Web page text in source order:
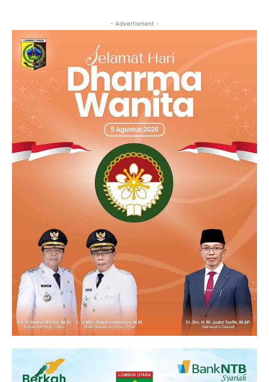
- Advertisment -